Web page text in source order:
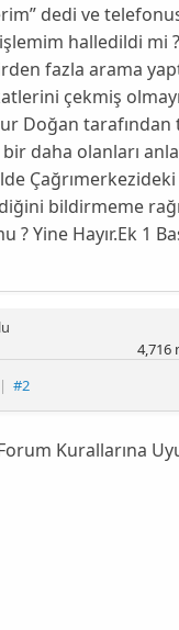
dedi ve
halledildi mi ?
fazla arama
çekmiş
Doğan tarafından
daha olanları
bildirmeme
? Yine Hayır.Ek 1
|#2
4,716
Kurallarına